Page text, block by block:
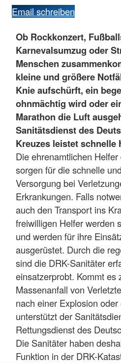
Email schreiben
Ob Rockkonzert,
Karnevalsumzug oder
Menschen
kleine und größere
Knie aufschürft, ein
ohnmächtig wird oder
Marathon die Luft
Sanitätsdienst des
Kreuzes leistet schnelle
Die ehrenamtlichen
sorgen für die schnelle
Versorgung bei
Erkrankungen. Falls
auch den Transport ins
freiwilligen Helfer werden
und werden für ihre
ausgerüstet. Durch die
sind die DRK-Sanitäter
einsatzerprobt. Kommt es
Massenanfall von
nach einer Explosion
unterstützt der
Rettungsdienst des
Die Sanitäter haben
Funktion in der DRK-